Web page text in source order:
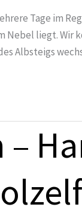
Tage im
Nebel liegt. Wir
Albsteigs